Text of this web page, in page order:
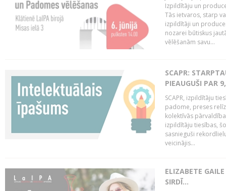
Izpildītāju un
Tās ietvaros, starp
izpildītāji un
nozarei būtiskus
vēlēšanām savu...
SCAPR:
PIEAUGUŠI PAR
SCAPR, izpildītāju
padome, preses
kolektīvās
izpildītāju tiesības,
sasnieguši
veicinājis...
ELIZABETE
SIRDĪ...